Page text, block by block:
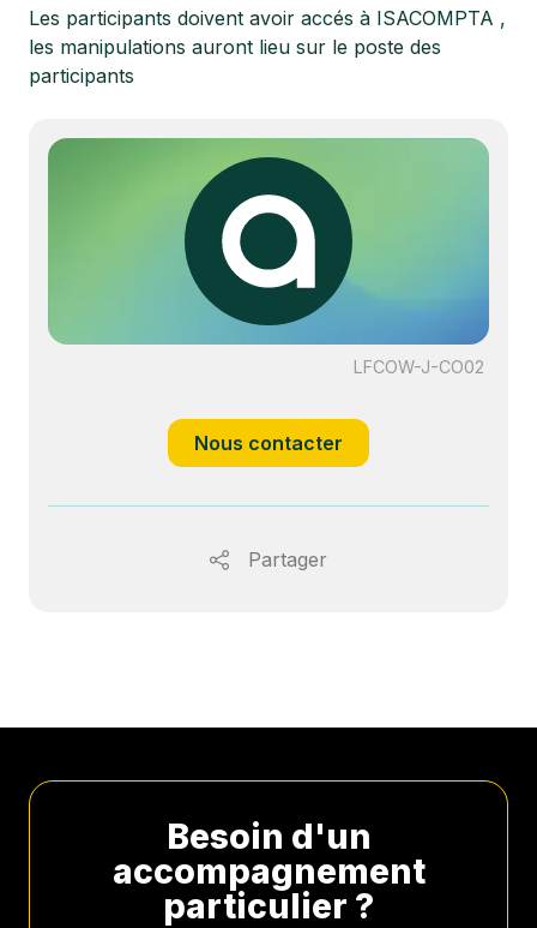
Les participants doivent avoir accés à ISACOMPTA ,
les manipulations auront lieu sur le poste des
participants
LFCOW-J-CO02
Nous contacter
Partager
Besoin d'un
accompagnement
particulier ?